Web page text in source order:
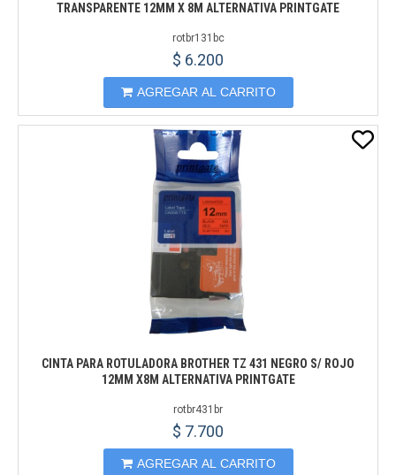
TRANSPARENTE 12MM X 8M ALTERNATIVA PRINTGATE
rotbr131bc
$ 6.200
AGREGAR AL CARRITO
CINTA PARA ROTULADORA BROTHER TZ 431 NEGRO S/ ROJO
12MM X8M ALTERNATIVA PRINTGATE
rotbr431br
$ 7.700
AGREGAR AL CARRITO